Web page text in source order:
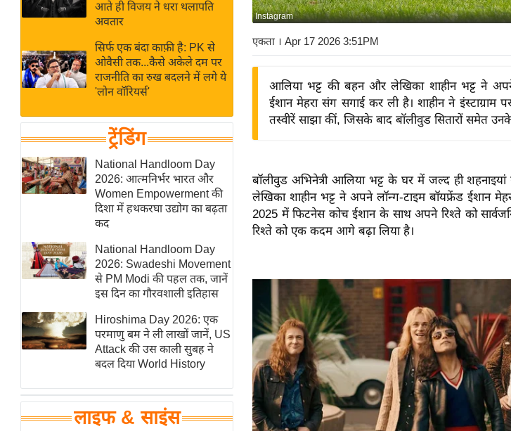
Videos
2026
ई-पेपर
मिसाल बेमिसाल
शख्सियत
यंग इंडिया
साहित्य जगत
ऑटो वर्ल्ड
न्यूज ब्रीफ
मनोरंजन जगत
बॉलीवुड
हॉलीवुड
फिल्म समीक्षा
Breaking
News
लाइफस्टाइल
टेक्नॉलॉजी
घरेलू नुस्खे
पर्यटन स्थल
आते ही विजय ने धरा थलापति
अवतार
सिर्फ एक बंदा काफ़ी है: PK से
ओवैसी तक...कैसे अकेले दम पर
राजनीति का रुख बदलने में लगे ये
'लोन वॉरियर्स'
ट्रेंडिंग
National Handloom Day
2026: आत्मनिर्भर भारत और
Women Empowerment की
दिशा में हथकरघा उद्योग का बढ़ता
कद
National Handloom Day
2026: Swadeshi Movement
से PM Modi की पहल तक, जानें
इस दिन का गौरवशाली इतिहास
Hiroshima Day 2026: एक
परमाणु बम ने ली लाखों जानें, US
Attack की उस काली सुबह ने
बदल दिया World History
लाइफ & साइंस
Instagram
एकता । Apr 17 2026 3:51PM
आलिया भट्ट की बहन और लेखिका शाहीन भट्ट ने
ईशान मेहरा संग सगाई कर ली है। शाहीन ने इंस्टाग्राम
तस्वीरें साझा कीं, जिसके बाद बॉलीवुड सितारों समेत
बॉलीवुड अभिनेत्री आलिया भट्ट के घर में जल्द ही
लेखिका शाहीन भट्ट ने अपने लॉन्ग-टाइम बॉयफ्रेंड ईशान
2025 में फिटनेस कोच ईशान के साथ अपने रिश्ते को
रिश्ते को एक कदम आगे बढ़ा लिया है।